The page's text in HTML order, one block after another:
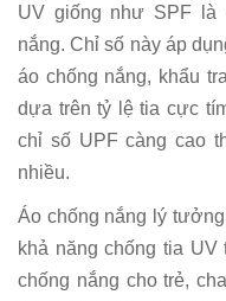
UV giống như SPF là
nắng. Chỉ số này áp
áo chống nắng, khẩu
dựa trên tỷ lệ tia cực
chỉ số UPF càng cao
nhiều.
Áo chống nắng lý
khả năng chống tia
chống nắng cho trẻ,